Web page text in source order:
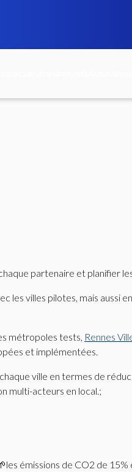
partenaire et planifier
les villes pilotes, mais aussi
métropoles tests, Rennes
et implémentées.
ville en termes de
multi-acteurs en local.;
émissions de CO2 de